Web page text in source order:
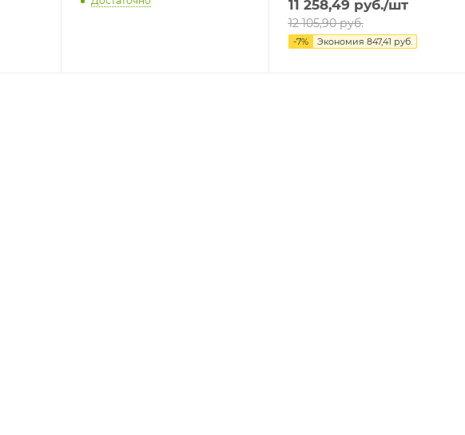
11 258,49 руб./шт
12 105,90руб.
-7% Экономия 847,41 руб.